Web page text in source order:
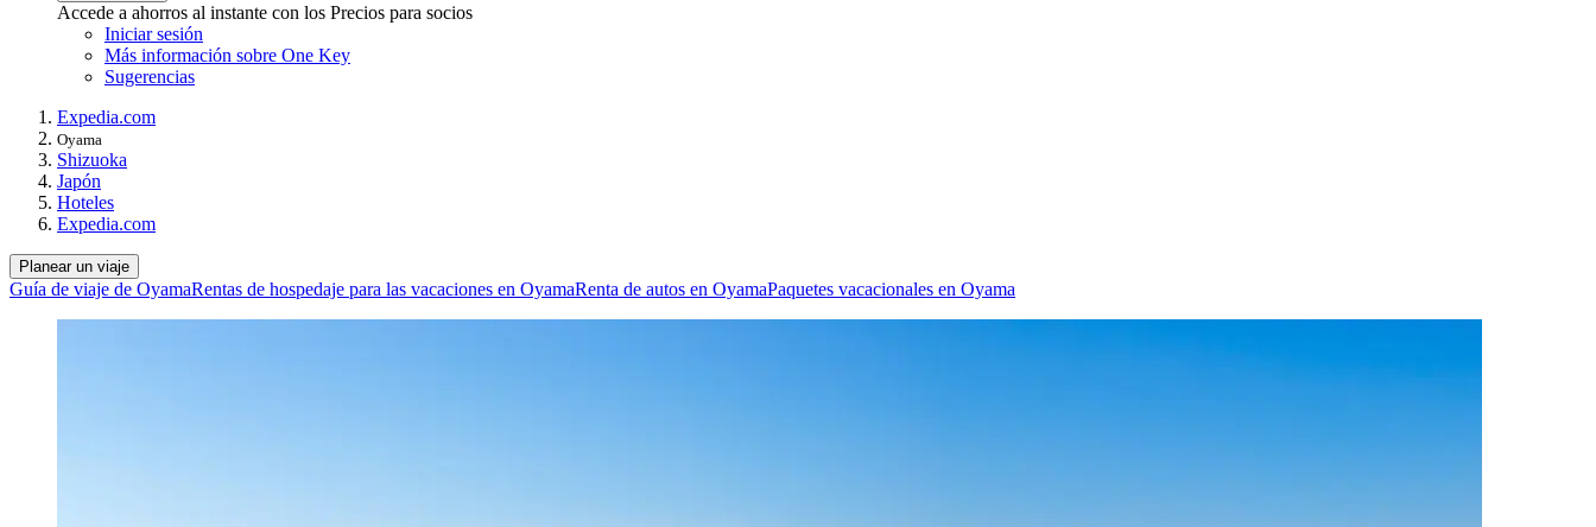
Accede a ahorros al instante con los Precios para socios
Iniciar sesión
Más información sobre One Key
Sugerencias
Expedia.com
Oyama
Shizuoka
Japón
Hoteles
Expedia.com
Planear un viaje
Guía de viaje de OyamaRentas de hospedaje para las vacaciones en OyamaRenta de autos en OyamaPaquetes vacacionales en Oyama